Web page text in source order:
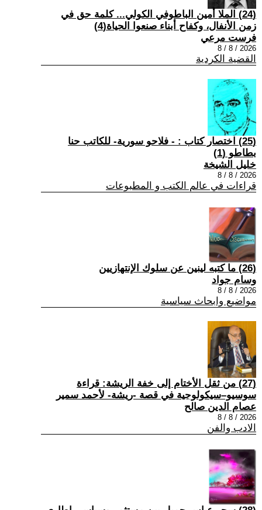
(24) الملا أمين الباطوفي الكولي... كلمة حق في
زمن الأنفال، وكفاح أبناء صنعوا الحياة(4)
فرست مرعي
2026 / 8 / 8
القضية الكردية
(25) اختصار كتاب : - فلاحو سورية- للكاتب حنا
بطاطو (1)
خليل الشيخة
2026 / 8 / 8
قراءات في عالم الكتب و المطبوعات
(26) ما كتبه لينين عن سلوك الإنتهازيين
وسام جواد
2026 / 8 / 8
مواضيع وابحاث سياسية
(27) من ثقل الأختام إلى خفة الريشة: قراءة
سوسيو–سيكولوجية في قصة -ريشة- لأحمد سمير
عصام الدين صالح
2026 / 8 / 8
الادب والفن